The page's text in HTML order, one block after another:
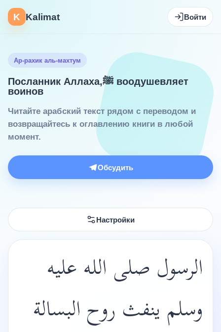
K Kalimat Войти
Ар-рахик аль-махтум
Посланник Аллаха,ﷺ воодушевляет
воинов
Читайте арабский текст рядом с переводом и
возвращайтесь к оглавлению книги в любой
момент.
Обсудить
Настройки
الرسول صلى الله عليه
وسلم ينفث روح البسالة